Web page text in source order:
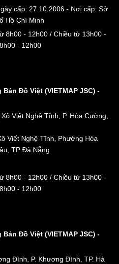
cấp: 27.10.2006 - Nơi cấp: Sở
Hồ Chí Minh
8h00 - 12h00 / Chiều từ 13h00 -
- 12h00
Đồ Việt (VIETMAP JSC) -
Viết Nghệ Tĩnh, P. Hòa Cường,
Viết Nghệ Tĩnh, Phường Hòa
TP Đà Nẵng
8h00 - 12h00 / Chiều từ 13h00 -
- 12h00
Đồ Việt (VIETMAP JSC) -
Đình, P. Khương Đình, TP. Hà